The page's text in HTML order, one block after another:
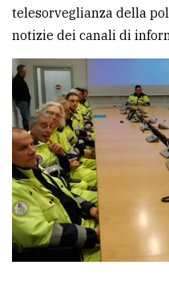
telesorveglianza della
notizie dei canali di